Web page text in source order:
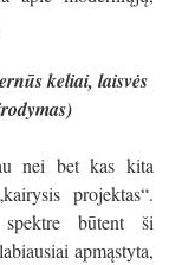
keliai, laisvės
nei bet kas kita
projektas“.
būtent ši
apmąstyta,